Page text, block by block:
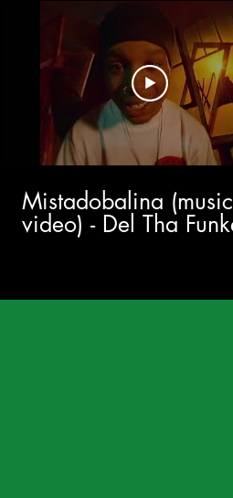
Mistadobalina (music
video) - Del Tha Funkee
Homosapien